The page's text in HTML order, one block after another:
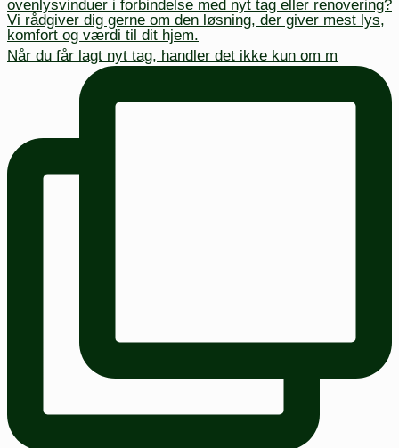
Når du får lagt nyt tag, handler det ikke kun om m